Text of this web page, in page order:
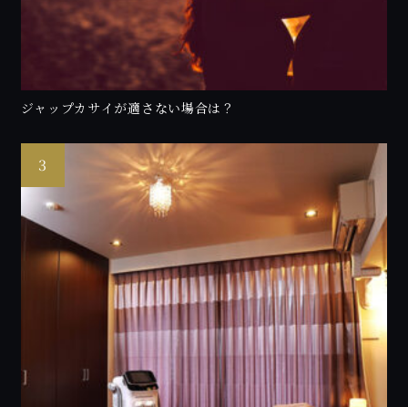
ジャップカサイが適さない場合は？